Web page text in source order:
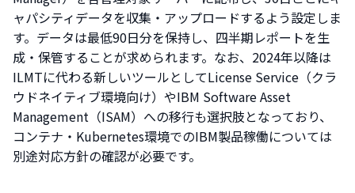
ャパシティデータを収集・アップロードするよう設定しま
す。データは最低90日分を保持し、四半期レポートを生
成・保管することが求められます。なお、2024年以降は
ILMTに代わる新しいツールとしてLicense Service（クラ
ウドネイティブ環境向け）やIBM Software Asset
Management（ISAM）への移行も選択肢となっており、
コンテナ・Kubernetes環境でのIBM製品稼働については
別途対応方針の確認が必要です。